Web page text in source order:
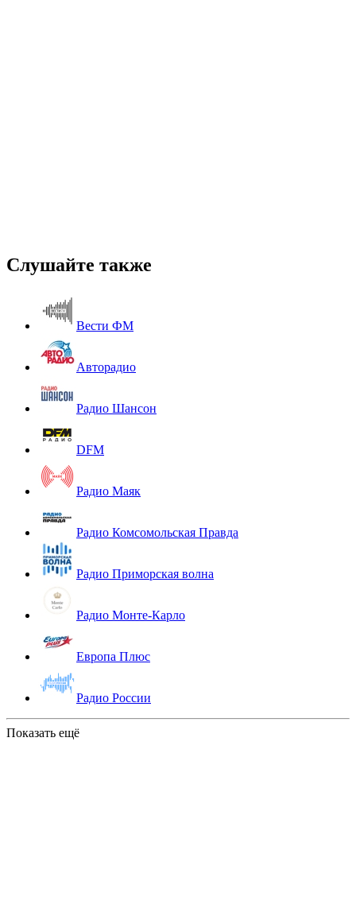
Слушайте также
Вести ФМ
Авторадио
Радио Шансон
DFM
Радио Маяк
Радио Комсомольская Правда
Радио Приморская волна
Радио Монте-Карло
Европа Плюс
Радио России
Показать ещё